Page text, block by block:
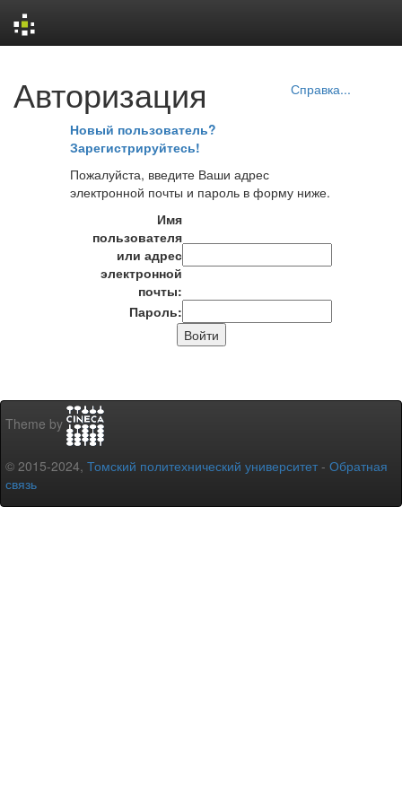
navigation
Авторизация Справка...
Новый пользователь?
Зарегистрируйтесь!
Пожалуйста, введите Ваши адрес
электронной почты и пароль в форму ниже.
Имя
пользователя
или адрес
электронной
почты:
Пароль:
Theme by
© 2015-2024, Томский политехнический университет - Обратная
связь